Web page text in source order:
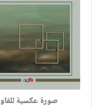
صورة عكسية للفاو